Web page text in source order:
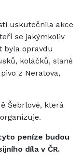
uskutečnila akce
se jakýmkoliv
byla opravdu
koláčků, slané
z Neratova,
Šebrlové, která
peníze budou
díla v ČR.